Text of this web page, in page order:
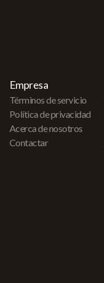
Empresa
Términos de servicio
Política de privacidad
Acerca de nosotros
Contactar